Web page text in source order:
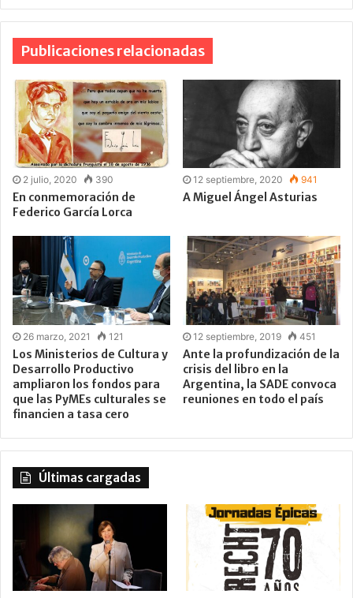
Publicaciones relacionadas
2 julio, 2020 390
En conmemoración de
Federico García Lorca
12 septiembre, 2020 941
A Miguel Ángel Asturias
26 marzo, 2021 121
Los Ministerios de Cultura y
Desarrollo Productivo
ampliaron los fondos para
que las PyMEs culturales se
financien a tasa cero
12 septiembre, 2019 451
Ante la profundización de la
crisis del libro en la
Argentina, la SADE convoca
reuniones en todo el país
Últimas cargadas